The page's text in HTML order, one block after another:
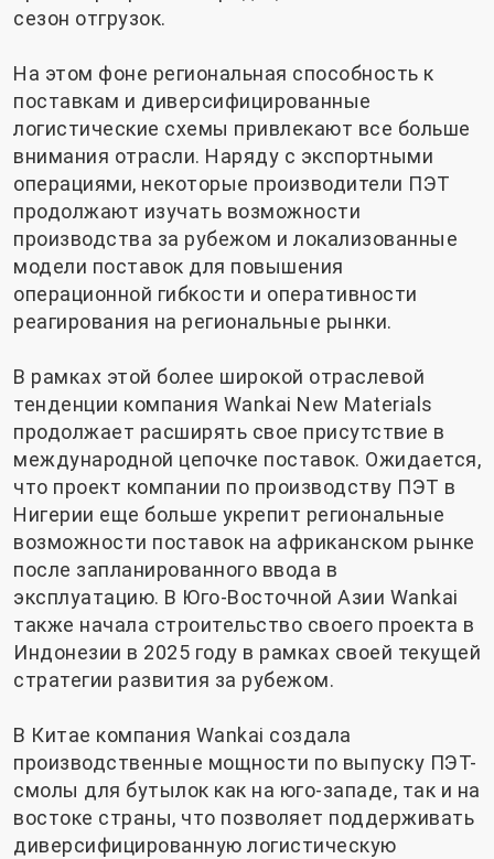
сезон отгрузок.
На этом фоне региональная способность к
поставкам и диверсифицированные
логистические схемы привлекают все больше
внимания отрасли. Наряду с экспортными
операциями, некоторые производители ПЭТ
продолжают изучать возможности
производства за рубежом и локализованные
модели поставок для повышения
операционной гибкости и оперативности
реагирования на региональные рынки.
В рамках этой более широкой отраслевой
тенденции компания Wankai New Materials
продолжает расширять свое присутствие в
международной цепочке поставок. Ожидается,
что проект компании по производству ПЭТ в
Нигерии еще больше укрепит региональные
возможности поставок на африканском рынке
после запланированного ввода в
эксплуатацию. В Юго-Восточной Азии Wankai
также начала строительство своего проекта в
Индонезии в 2025 году в рамках своей текущей
стратегии развития за рубежом.
В Китае компания Wankai создала
производственные мощности по выпуску ПЭТ-
смолы для бутылок как на юго-западе, так и на
востоке страны, что позволяет поддерживать
диверсифицированную логистическую